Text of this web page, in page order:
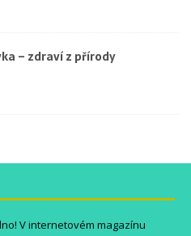
– zdraví z přírody
V internetovém magazínu